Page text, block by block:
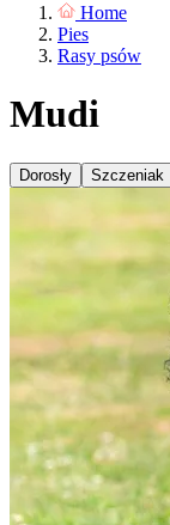
Home
Pies
Rasy psów
Mudi
Dorosły Szczeniak